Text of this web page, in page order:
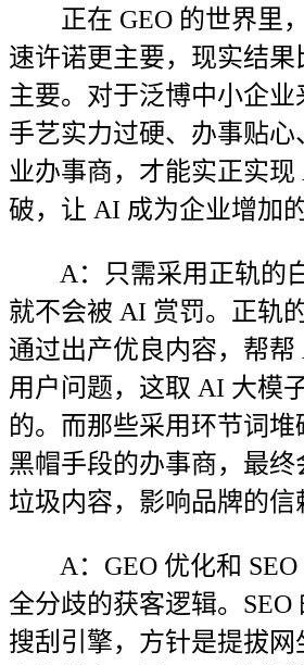
正在 GEO 的世界里
速许诺更主要，现实结
主要。对于泛博中小企
手艺实力过硬、办事贴
业办事商，才能实正实
破，让 AI 成为企业增加
A：只需采用正轨的白
就不会被 AI 赏罚。正轨
通过出产优良内容，帮帮
用户问题，这取 AI 大模
的。而那些采用环节词
黑帽手段的办事商，最终
垃圾内容，影响品牌的信
A：GEO 优化和 SEO
全分歧的获客逻辑。SEO
搜刮引擎，方针是提拔